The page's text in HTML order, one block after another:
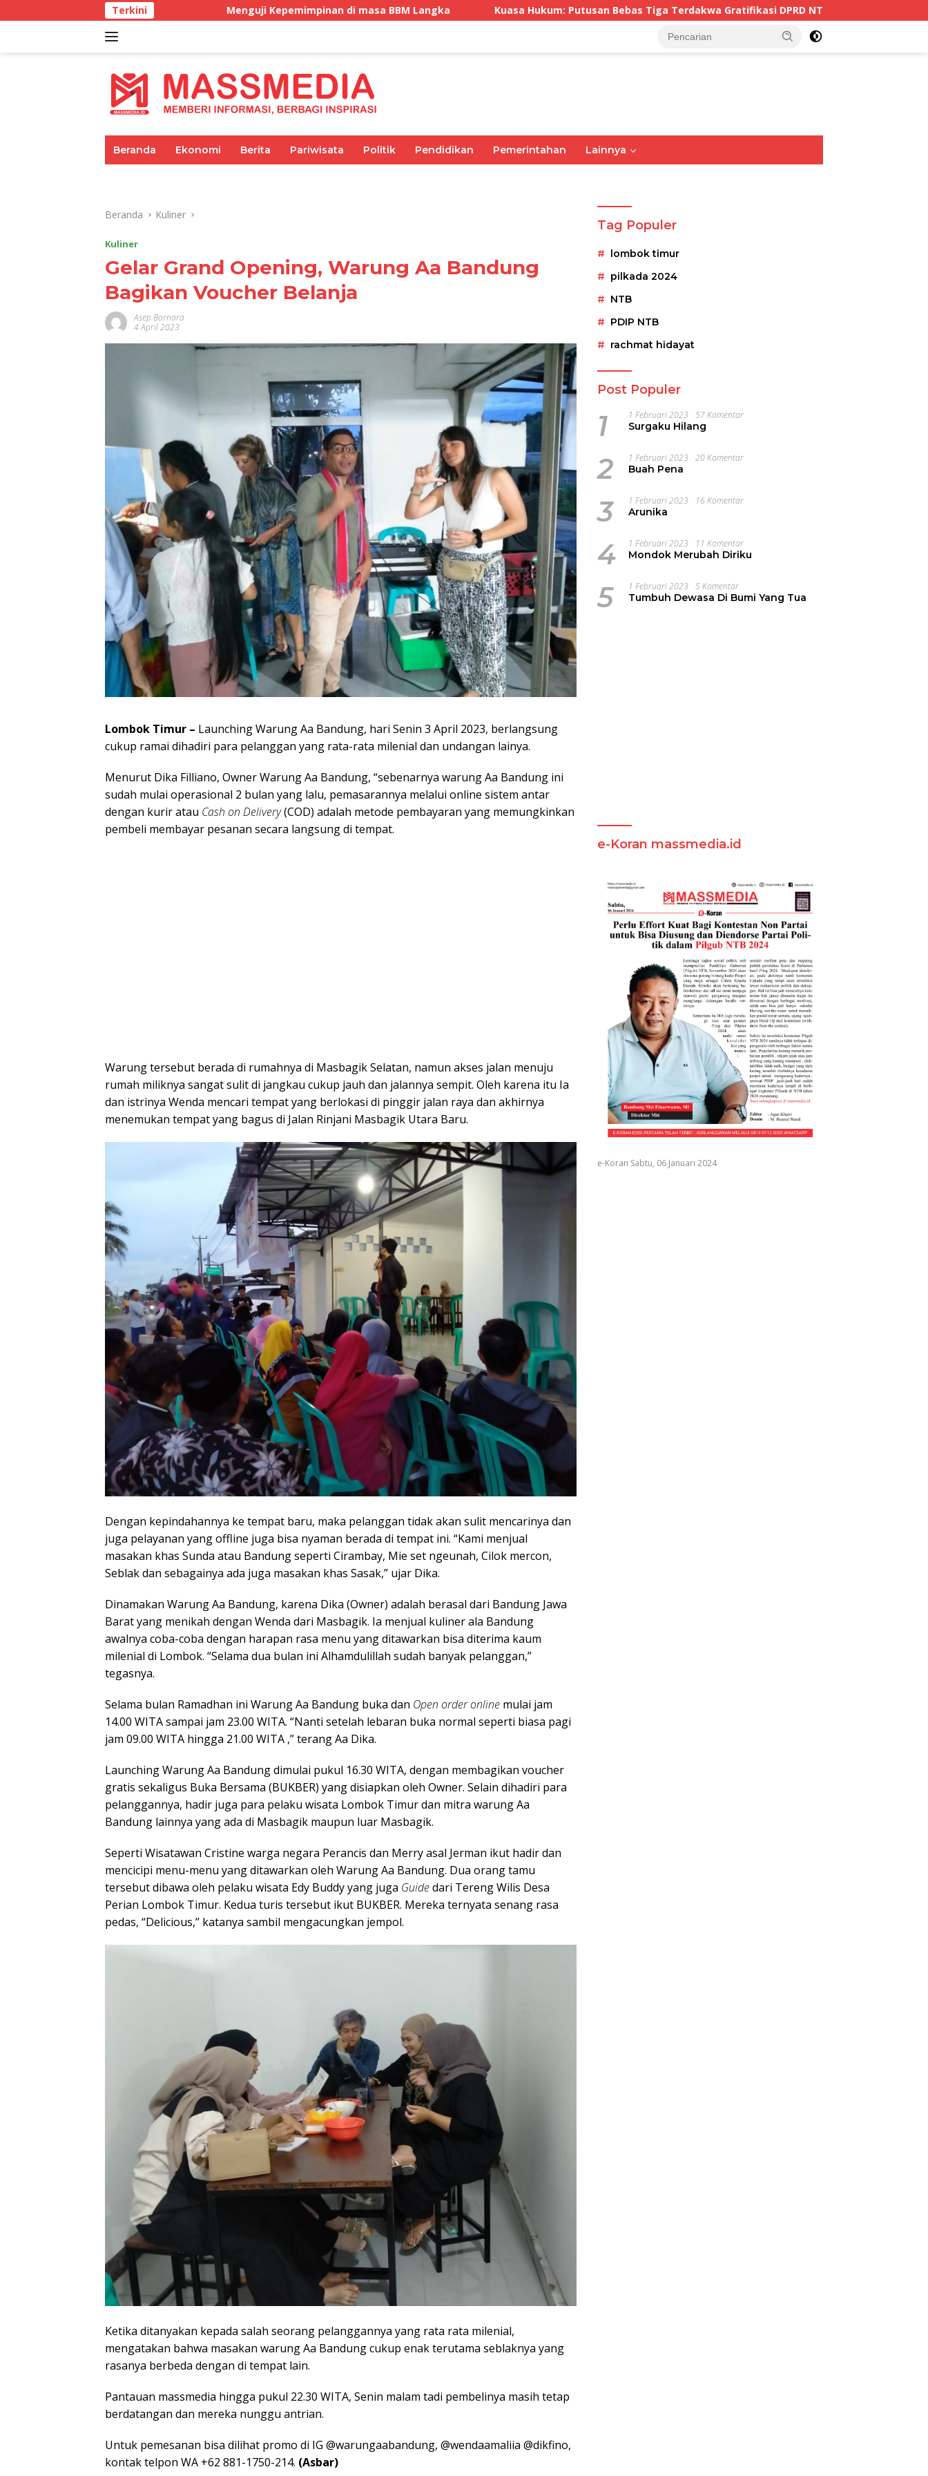
ke
Terkini
Menguji Kepemimpinan di masa BBM Langka Kuasa Hukum: Putusan Bebas Tiga Terdakwa Gratifikasi DPRD NTB Tegaskan Keadilan Berdasarkan Fakta
Beranda Ekonomi Berita Pariwisata Politik Pendidikan Pemerintahan Lainnya
Beranda Kuliner
Kuliner
Gelar Grand Opening, Warung Aa Bandung
Bagikan Voucher Belanja
Asep Barnara
4 April 2023
Lombok Timur – Launching Warung Aa Bandung, hari Senin 3 April 2023, berlangsung
cukup ramai dihadiri para pelanggan yang rata-rata milenial dan undangan lainya.
Menurut Dika Filliano, Owner Warung Aa Bandung, “sebenarnya warung Aa Bandung ini
sudah mulai operasional 2 bulan yang lalu, pemasarannya melalui online sistem antar
dengan kurir atau Cash on Delivery(COD) adalah metode pembayaran yang memungkinkan
pembeli membayar pesanan secara langsung di tempat.
Warung tersebut berada di rumahnya di Masbagik Selatan, namun akses jalan menuju
rumah miliknya sangat sulit di jangkau cukup jauh dan jalannya sempit. Oleh karena itu Ia
dan istrinya Wenda mencari tempat yang berlokasi di pinggir jalan raya dan akhirnya
menemukan tempat yang bagus di Jalan Rinjani Masbagik Utara Baru.
Dengan kepindahannya ke tempat baru, maka pelanggan tidak akan sulit mencarinya dan
juga pelayanan yang offline juga bisa nyaman berada di tempat ini. “Kami menjual
masakan khas Sunda atau Bandung seperti Cirambay, Mie set ngeunah, Cilok mercon,
Seblak dan sebagainya ada juga masakan khas Sasak,” ujar Dika.
Dinamakan Warung Aa Bandung, karena Dika (Owner) adalah berasal dari Bandung Jawa
Barat yang menikah dengan Wenda dari Masbagik. Ia menjual kuliner ala Bandung
awalnya coba-coba dengan harapan rasa menu yang ditawarkan bisa diterima kaum
milenial di Lombok. “Selama dua bulan ini Alhamdulillah sudah banyak pelanggan,”
tegasnya.
Selama bulan Ramadhan ini Warung Aa Bandung buka dan Open order online mulai jam
14.00 WITA sampai jam 23.00 WITA. “Nanti setelah lebaran buka normal seperti biasa pagi
jam 09.00 WITA hingga 21.00 WITA ,” terang Aa Dika.
Launching Warung Aa Bandung dimulai pukul 16.30 WITA, dengan membagikan voucher
gratis sekaligus Buka Bersama (BUKBER) yang disiapkan oleh Owner. Selain dihadiri para
pelanggannya, hadir juga para pelaku wisata Lombok Timur dan mitra warung Aa
Bandung lainnya yang ada di Masbagik maupun luar Masbagik.
Seperti Wisatawan Cristine warga negara Perancis dan Merry asal Jerman ikut hadir dan
mencicipi menu-menu yang ditawarkan oleh Warung Aa Bandung. Dua orang tamu
tersebut dibawa oleh pelaku wisata Edy Buddy yang juga Guidedari Tereng Wilis Desa
Perian Lombok Timur. Kedua turis tersebut ikut BUKBER. Mereka ternyata senang rasa
pedas, “Delicious,” katanya sambil mengacungkan jempol.
Ketika ditanyakan kepada salah seorang pelanggannya yang rata rata milenial,
mengatakan bahwa masakan warung Aa Bandung cukup enak terutama seblaknya yang
rasanya berbeda dengan di tempat lain.
Pantauan massmedia hingga pukul 22.30 WITA, Senin malam tadi pembelinya masih tetap
berdatangan dan mereka nunggu antrian.
Untuk pemesanan bisa dilihat promo di IG @warungaabandung, @wendaamaliia @dikfino,
kontak telpon WA +62 881-1750-214. (Asbar)
Tag Populer
lombok timur
pilkada 2024
NTB
PDIP NTB
rachmat hidayat
Post Populer
1 1 Februari 2023 57 Komentar
Surgaku Hilang
2 1 Februari 2023 20 Komentar
Buah Pena
3 1 Februari 2023 16 Komentar
Arunika
4 1 Februari 2023 11 Komentar
Mondok Merubah Diriku
5 1 Februari 2023 5 Komentar
Tumbuh Dewasa Di Bumi Yang Tua
e-Koran massmedia.id
e-Koran Sabtu, 06 Januari 2024